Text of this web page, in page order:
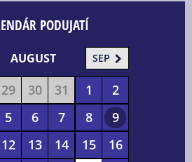
PODUJATÍ
AUGUST SEP
29 30 31 1
2
5 6 7 8
9
12 13 14 15
16